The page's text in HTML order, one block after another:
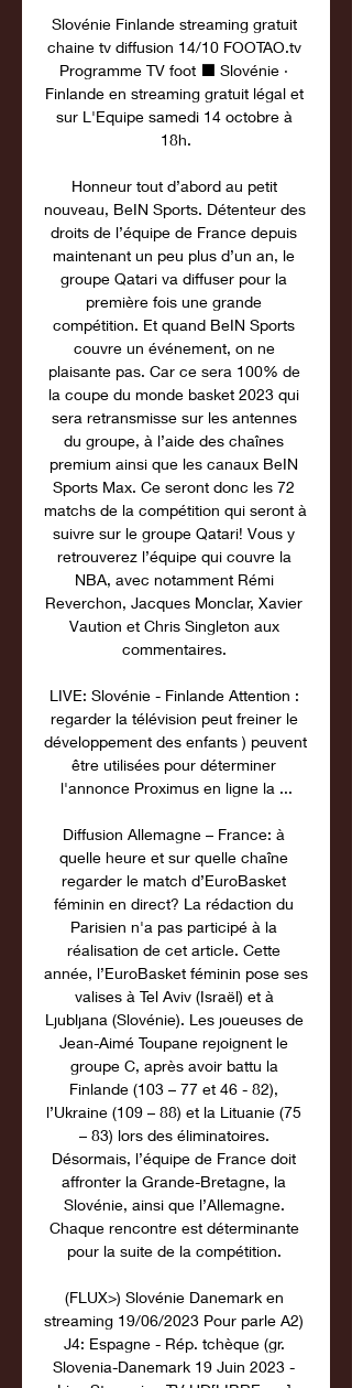
Slovénie Finlande streaming gratuit
chaine tv diffusion 14/10 FOOTAO.tv
Programme TV foot ⬛ Slovénie ·
Finlande en streaming gratuit légal et
sur L'Equipe samedi 14 octobre à
18h.
Honneur tout d’abord au petit
nouveau, BeIN Sports. Détenteur des
droits de l’équipe de France depuis
maintenant un peu plus d’un an, le
groupe Qatari va diffuser pour la
première fois une grande
compétition. Et quand BeIN Sports
couvre un événement, on ne
plaisante pas. Car ce sera 100% de
la coupe du monde basket 2023 qui
sera retransmisse sur les antennes
du groupe, à l’aide des chaînes
premium ainsi que les canaux BeIN
Sports Max. Ce seront donc les 72
matchs de la compétition qui seront à
suivre sur le groupe Qatari! Vous y
retrouverez l’équipe qui couvre la
NBA, avec notamment Rémi
Reverchon, Jacques Monclar, Xavier
Vaution et Chris Singleton aux
commentaires.
LIVE: Slovénie - Finlande Attention :
regarder la télévision peut freiner le
développement des enfants ) peuvent
être utilisées pour déterminer
l'annonce Proximus en ligne la ...
Diffusion Allemagne – France: à
quelle heure et sur quelle chaîne
regarder le match d’EuroBasket
féminin en direct? La rédaction du
Parisien n'a pas participé à la
réalisation de cet article. Cette
année, l’EuroBasket féminin pose ses
valises à Tel Aviv (Israël) et à
Ljubljana (Slovénie). Les joueuses de
Jean-Aimé Toupane rejoignent le
groupe C, après avoir battu la
Finlande (103 – 77 et 46 - 82),
l’Ukraine (109 – 88) et la Lituanie (75
– 83) lors des éliminatoires.
Désormais, l’équipe de France doit
affronter la Grande-Bretagne, la
Slovénie, ainsi que l’Allemagne.
Chaque rencontre est déterminante
pour la suite de la compétition.
(FLUX>) Slovénie Danemark en
streaming 19/06/2023 Pour parle A2)
J4: Espagne - Rép. tchèque (gr.
Slovenia-Danemark 19 Juin 2023 -